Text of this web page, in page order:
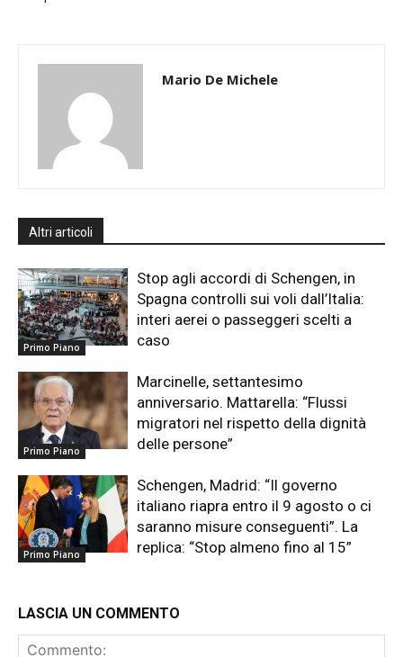
Mario De Michele
Altri articoli
Primo Piano
Stop agli accordi di Schengen, in
Spagna controlli sui voli dall’Italia:
interi aerei o passeggeri scelti a
caso
Primo Piano
Marcinelle, settantesimo
anniversario. Mattarella: “Flussi
migratori nel rispetto della dignità
delle persone”
Primo Piano
Schengen, Madrid: “Il governo
italiano riapra entro il 9 agosto o ci
saranno misure conseguenti”. La
replica: “Stop almeno fino al 15”
LASCIA UN COMMENTO